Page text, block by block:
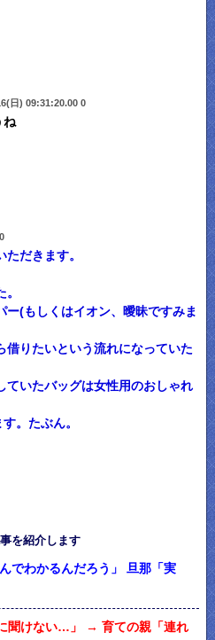
日) 09:31:20.00 0
ね
だきます。
ー(もしくはイオン、曖昧ですみま
借りたいという流れになっていた
ていたバッグは女性用のおしゃれ
。たぶん。
を紹介します
でわかるんだろう」 旦那「実
聞けない…」 → 育ての親「連れ